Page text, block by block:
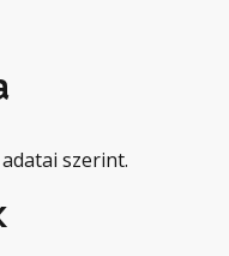
adatai szerint.